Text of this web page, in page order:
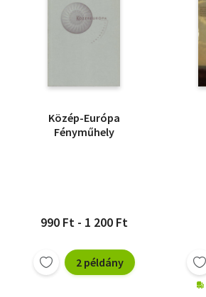
Közép-Európa
Fényműhely
990 Ft - 1 200 Ft
2 példány